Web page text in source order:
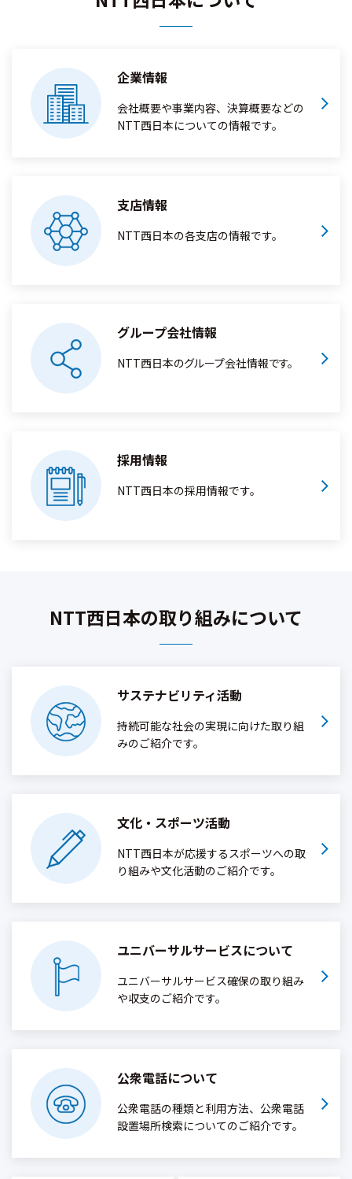
企業情報
会社概要や事業内容、決算概要などの
NTT西日本についての情報です。
支店情報
NTT西日本の各支店の情報です。
グループ会社情報
NTT西日本のグループ会社情報です。
採用情報
NTT西日本の採用情報です。
NTT西日本の取り組みについて
サステナビリティ活動
持続可能な社会の実現に向けた取り組
みのご紹介です。
文化・スポーツ活動
NTT西日本が応援するスポーツへの取
り組みや文化活動のご紹介です。
ユニバーサルサービスについて
ユニバーサルサービス確保の取り組み
や収支のご紹介です。
公衆電話について
公衆電話の種類と利用方法、公衆電話
設置場所検索についてのご紹介です。